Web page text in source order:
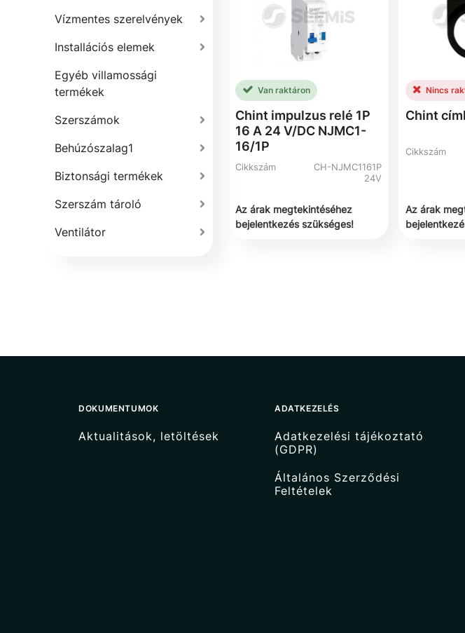
Vízmentes szerelvények
Installációs elemek
Egyéb villamossági
termékek
Szerszámok
Behúzószalag1
Biztonsági termékek
Szerszám tároló
Ventilátor
Van raktáron
Chint impulzus relé 1P
16 A 24 V/DC NJMC1-
16/1P
Cikkszám
CH-NJMC1161P
24V
Az árak megtekintéséhez
bejelentkezés szükséges!
Nincs
Chint
Cikkszám
Az árak
DOKUMENTUMOK
Aktualitások, letöltések
ADATKEZELÉS
Adatkezelési tájékoztató
(GDPR)
Általános Szerződési
Feltételek